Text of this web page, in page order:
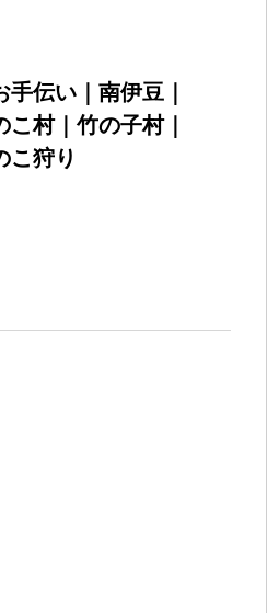
伝い｜南伊豆｜
村｜竹の子村｜
こ狩り